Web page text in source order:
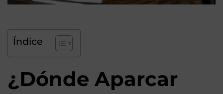
Índice
¿Dónde Aparcar